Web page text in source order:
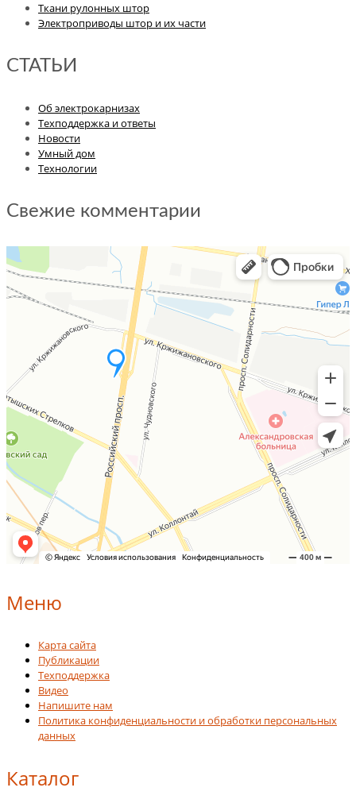
Ткани рулонных штор
Электроприводы штор и их части
СТАТЬИ
Об электрокарнизах
Техподдержка и ответы
Новости
Умный дом
Технологии
Свежие комментарии
Меню
Карта сайта
Публикации
Техподдержка
Видео
Напишите нам
Политика конфиденциальности и обработки персональных
данных
Каталог